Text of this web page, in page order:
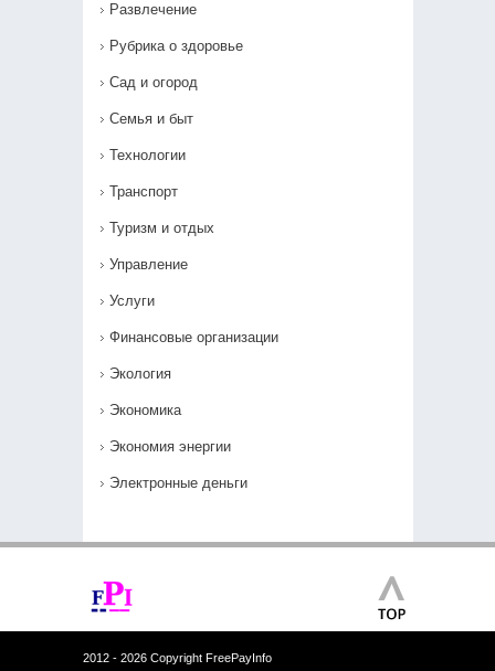
Развлечение
Рубрика о здоровье
Сад и огород
Семья и быт
Технологии
Транспорт
Туризм и отдых
Управление
Услуги
Финансовые организации
Экология
Экономика
Экономия энергии
Электронные деньги
2012 - 2026 Copyright FreePayInfo